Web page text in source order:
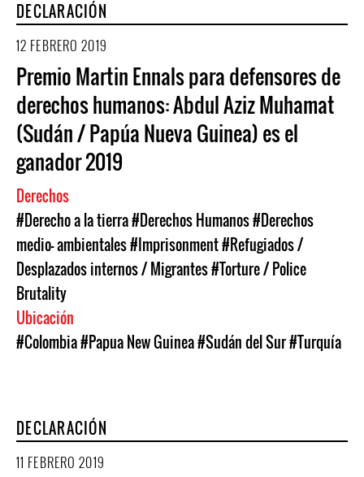
DECLARACIÓN
12 FEBRERO 2019
Premio Martin Ennals para defensores de
derechos humanos: Abdul Aziz Muhamat
(Sudán / Papúa Nueva Guinea) es el
ganador 2019
Derechos
#Derecho a la tierra#Derechos Humanos#Derechos
medio- ambientales#Imprisonment#Refugiados /
Desplazados internos / Migrantes#Torture / Police
Brutality
Ubicación
#Colombia#Papua New Guinea#Sudán del Sur#Turquía
DECLARACIÓN
11 FEBRERO 2019